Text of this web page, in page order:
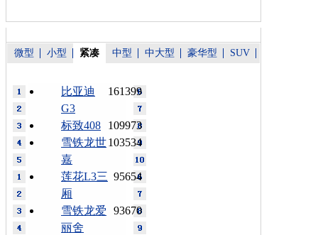
微型 小型 紧凑 中型 中大型 豪华型 SUV
161399
比亚迪
G3
109973
标致408
103534
雪铁龙世
嘉
95654
莲花L3三
厢
93670
雪铁龙爱
丽舍